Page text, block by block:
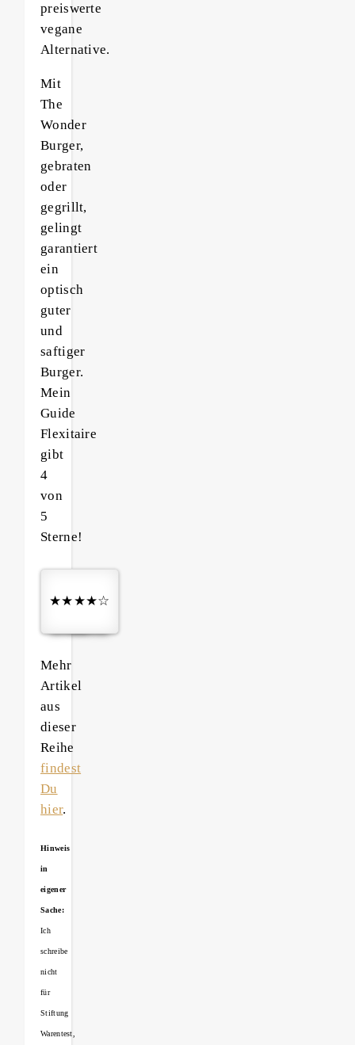
preiswerte
vegane
Alternative.
Mit
The
Wonder
Burger,
gebraten
oder
gegrillt,
gelingt
garantiert
ein
optisch
guter
und
saftiger
Burger.
Mein
Guide
Flexitaire
gibt
4
von
5
Sterne!
★★★★☆
Mehr
Artikel
aus
dieser
Reihe
findest
Du
hier.
Hinweis
in
eigener
Sache:
Ich
schreibe
nicht
für
Stiftung
Warentest,